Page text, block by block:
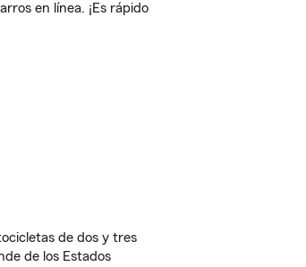
en línea. ¡Es rápido
de dos y tres
de los Estados